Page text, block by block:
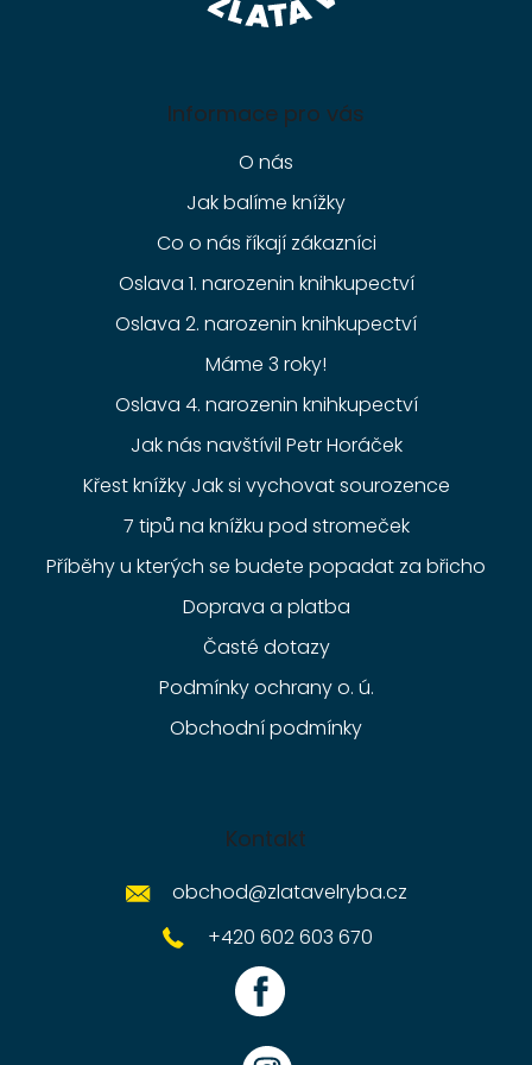
Informace pro vás
O nás
Jak balíme knížky
Co o nás říkají zákazníci
Oslava 1. narozenin knihkupectví
Oslava 2. narozenin knihkupectví
Máme 3 roky!
Oslava 4. narozenin knihkupectví
Jak nás navštívil Petr Horáček
Křest knížky Jak si vychovat sourozence
7 tipů na knížku pod stromeček
Příběhy u kterých se budete popadat za břicho
Doprava a platba
Časté dotazy
Podmínky ochrany o. ú.
Obchodní podmínky
Kontakt
obchod@zlatavelryba.cz
+420 602 603 670